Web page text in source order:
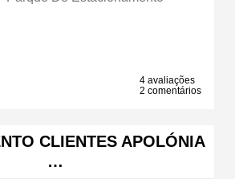
4 avaliações
2 comentários
CLIENTES APOLÓNIA
…